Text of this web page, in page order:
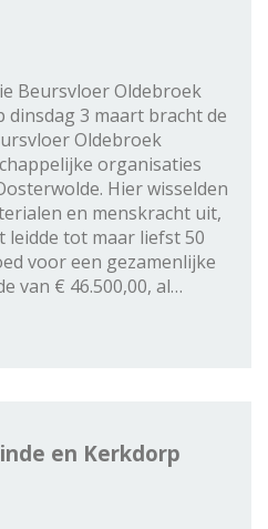
Beursvloer Oldebroek
dinsdag 3 maart bracht de
Oldebroek
organisaties
Hier wisselden
en menskracht uit,
leidde tot maar liefst 50
voor een gezamenlijke
van € 46.500,00, al…
en Kerkdorp